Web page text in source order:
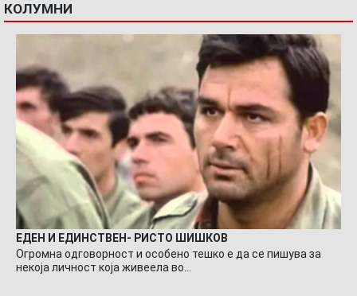
КОЛУМНИ
ЕДЕН И ЕДИНСТВЕН- РИСТО ШИШКОВ
Огромна одговорност и особено тешко е да се пишува за
некоја личност која живеела во…